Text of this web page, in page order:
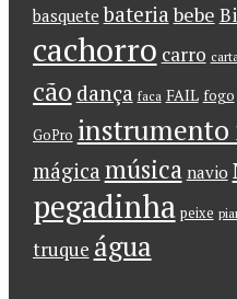
basquete bateriabebe
cachorro carro
cão dança faca FAIL fogo
GoPro instrumento
mágica música navio
pegadinha peixe
truque água